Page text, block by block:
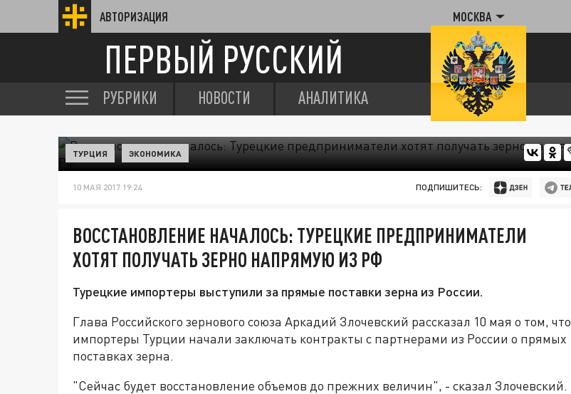
АВТОРИЗАЦИЯ МОСКВА
ПЕРВЫЙ РУССКИЙ
РУБРИКИ НОВОСТИ АНАЛИТИКА
ТУРЦИЯ ЭКОНОМИКА
10 МАЯ 2017 19:24 ПОДПИШИТЕСЬ:
ВОССТАНОВЛЕНИЕ НАЧАЛОСЬ: ТУРЕЦКИЕ ПРЕДПРИНИМАТЕЛИ
ХОТЯТ ПОЛУЧАТЬ ЗЕРНО НАПРЯМУЮ ИЗ РФ
Турецкие импортеры выступили за прямые поставки зерна из России.
Глава Российского зернового союза Аркадий Злочевский рассказал 10 мая о том, что
импортеры Турции начали заключать контракты с партнерами из России о прямых
поставках зерна.
"Сейчас будет восстановление объемов до прежних величин", - сказал Злочевский.